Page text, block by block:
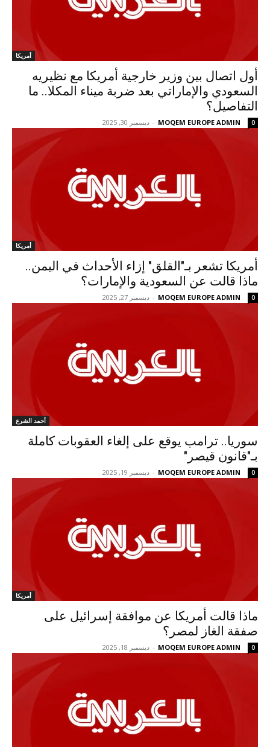
أمريكا
أول اتصال بين وزير خارجية أمريكا مع نظيريه
السعودي والإماراتي بعد ضربة ميناء المكلا.. ما
التفاصيل؟
MOQEM EUROPE ADMIN
- ديسمبر 30, 2025 0
أمريكا
أمريكا تشعر بـ"القلق" إزاء الأحداث في اليمن..
ماذا قالت عن السعودية والإمارات؟
MOQEM EUROPE ADMIN
- ديسمبر 27, 2025 0
أحمد الشرع
سوريا.. ترامب يوقع على إلغاء العقوبات كاملة
بـ"قانون قيصر"
MOQEM EUROPE ADMIN
- ديسمبر 19, 2025 0
أمريكا
ماذا قالت أمريكا عن موافقة إسرائيل على
صفقة الغاز لمصر؟
MOQEM EUROPE ADMIN
- ديسمبر 18, 2025 0